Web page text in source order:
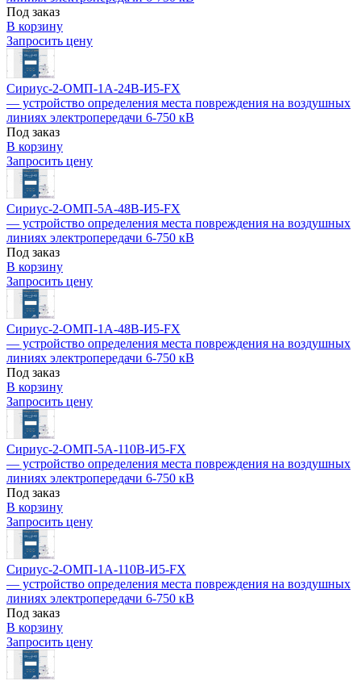
Под заказ
В корзину
Запросить цену
Сириус-2-ОМП-1А-24В-И5-FX
— устройство определения места повреждения на воздушных
линиях электропередачи 6-750 кВ
Под заказ
В корзину
Запросить цену
Сириус-2-ОМП-5А-48В-И5-FX
— устройство определения места повреждения на воздушных
линиях электропередачи 6-750 кВ
Под заказ
В корзину
Запросить цену
Сириус-2-ОМП-1А-48В-И5-FX
— устройство определения места повреждения на воздушных
линиях электропередачи 6-750 кВ
Под заказ
В корзину
Запросить цену
Сириус-2-ОМП-5А-110В-И5-FX
— устройство определения места повреждения на воздушных
линиях электропередачи 6-750 кВ
Под заказ
В корзину
Запросить цену
Сириус-2-ОМП-1А-110В-И5-FX
— устройство определения места повреждения на воздушных
линиях электропередачи 6-750 кВ
Под заказ
В корзину
Запросить цену